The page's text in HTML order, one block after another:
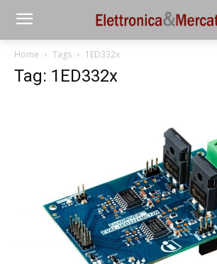
Home Tags 1ED332x
Tag: 1ED332x